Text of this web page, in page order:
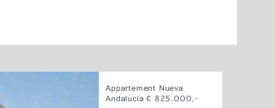
Appartement Nueva
Andalucía € 825.000,-